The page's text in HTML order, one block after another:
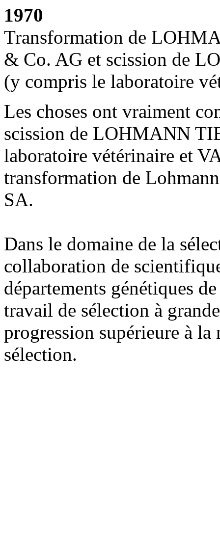
1970
Transformation de
& Co. AG et scission de
(y compris le laboratoire
Les choses ont vraiment
scission de LOHMANN
laboratoire vétérinaire et
transformation de
SA.
Dans le domaine de la
collaboration de
départements génétiques
travail de sélection à
progression supérieure à
sélection.